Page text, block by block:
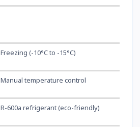
Freezing (-10°C to -15°C)
Manual temperature control
R-600a refrigerant (eco-friendly)